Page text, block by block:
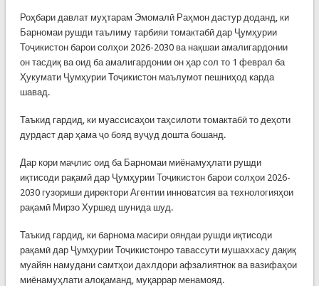
Роҳбари давлат муҳтарам Эмомалӣ Раҳмон дастур доданд, ки
Барномаи рушди таълиму тарбияи томактабӣ дар Ҷумҳурии
Тоҷикистон барои солҳои 2026-2030 ва нақшаи амалигардонии
он тасдиқ ва оид ба амалигардонии он ҳар сол то 1 феврал ба
Ҳукумати Ҷумҳурии Тоҷикистон маълумот пешниҳод карда
шавад.
Таъкид гардид, ки муассисаҳои таҳсилоти томактабӣ то деҳоти
дурдаст дар ҳама ҷо бояд вуҷуд дошта бошанд.
Дар кори маҷлис оид ба Барномаи миёнамуҳлати рушди
иқтисоди рақамӣ дар Ҷумҳурии Тоҷикистон барои солҳои 2026-
2030 гузориши директори Агентии инноватсия ва технологияҳои
рақамӣ Мирзо Хуршед шунида шуд.
Таъкид гардид, ки барнома масири ояндаи рушди иқтисоди
рақамӣ дар Ҷумҳурии Тоҷикистонро тавассути мушаххасу дақиқ
муайян намудани самтҳои дахлдори афзалиятнок ва вазифаҳои
миёнамуҳлати алоқаманд, муқаррар менамояд.